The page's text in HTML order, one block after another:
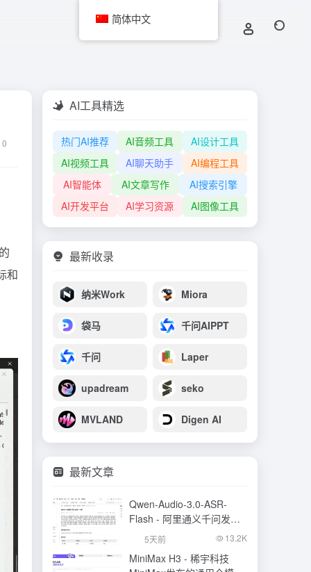
0
和
AI工具精选
热门AI推荐 AI音频工具
AI设计工具
AI视频工具
AI聊天助手
AI编程工具
AI智能体
AI文章写作
AI搜索引擎
AI开发平台
AI学习资源 AI图像工具
最新收录
纳米Work Miora
袋马 千问AIPPT
千问 Laper
upadream seko
MVLAND Digen AI
最新文章
Qwen-Audio-3.0-ASR-
Flash - 阿里通义千问发布
的语音识别大模型
5天前 13.2K
MiniMax H3 - 稀宇科技
简体中文